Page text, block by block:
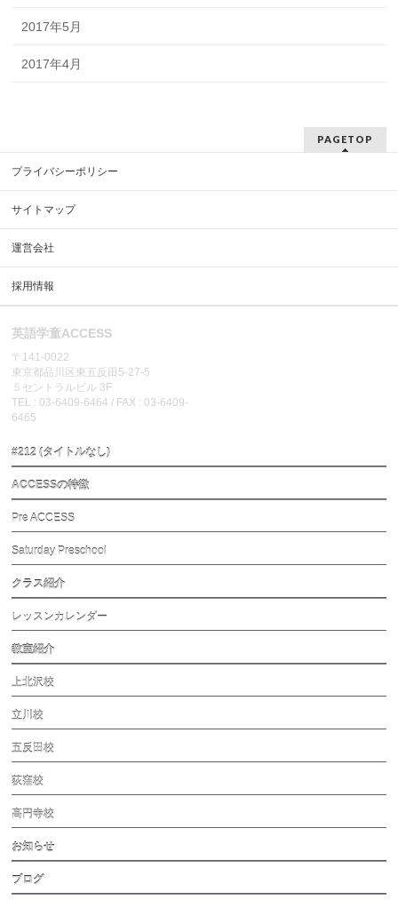
2017年5月
2017年4月
PAGETOP
プライバシーポリシー
サイトマップ
運営会社
採用情報
英語学童ACCESS
〒141-0022
東京都品川区東五反田5-27-5
５セントラルビル 3F
TEL : 03-6409-6464 / FAX : 03-6409-
6465
#212 (タイトルなし)
ACCESSの特徴
Pre ACCESS
Saturday Preschool
クラス紹介
レッスンカレンダー
教室紹介
上北沢校
立川校
五反田校
荻窪校
高円寺校
お知らせ
ブログ